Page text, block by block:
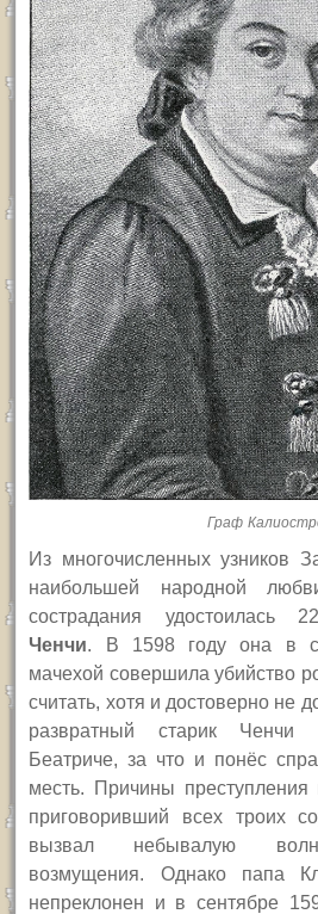
Граф
Из многочисленных узников
наибольшей народной
сострадания удостоилась
Ченчи. В 1598 году она в
мачехой совершила убийство
считать, хотя и достоверно не
развратный старик Ченчи
Беатриче, за что и понёс
месть. Причины преступления
приговоривший всех троих
вызвал небывалую
возмущения. Однако папа
непреклонен и в сентябре